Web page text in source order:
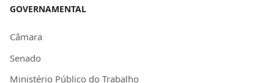
GOVERNAMENTAL
Câmara
Senado
Ministério Público do Trabalho